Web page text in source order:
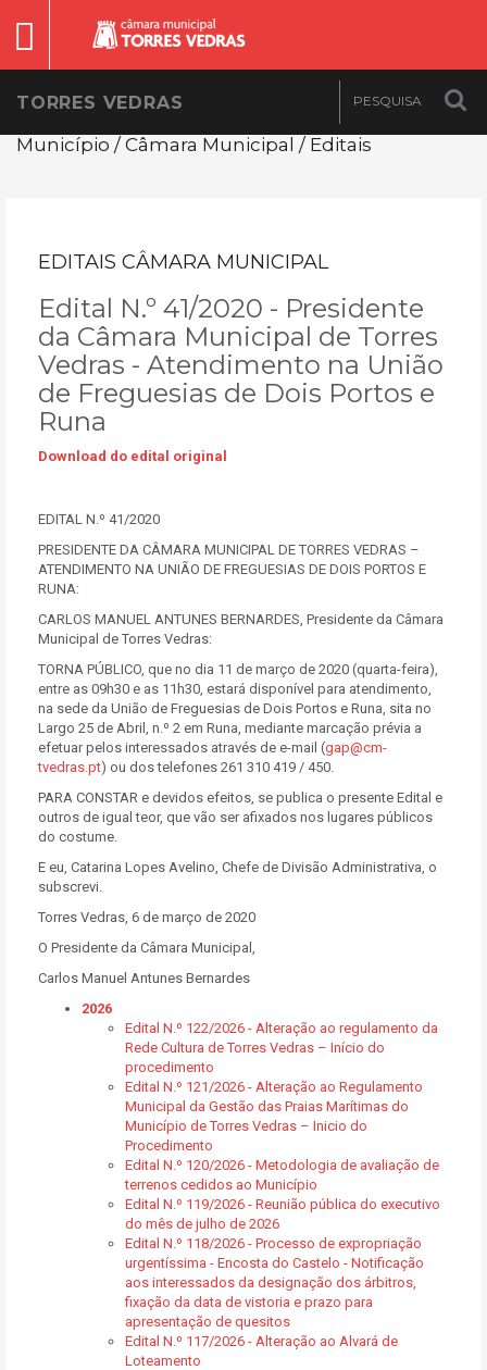
TORRES VEDRAS
Município / Câmara Municipal / Editais
EDITAIS CÂMARA MUNICIPAL
Edital N.º 41/2020 - Presidente
da Câmara Municipal de Torres
Vedras - Atendimento na União
de Freguesias de Dois Portos e
Runa
Download do edital original
EDITAL N.º 41/2020
PRESIDENTE DA CÂMARA MUNICIPAL DE TORRES VEDRAS –
ATENDIMENTO NA UNIÃO DE FREGUESIAS DE DOIS PORTOS E
RUNA:
CARLOS MANUEL ANTUNES BERNARDES, Presidente da Câmara
Municipal de Torres Vedras:
TORNA PÚBLICO, que no dia 11 de março de 2020 (quarta-feira),
entre as 09h30 e as 11h30, estará disponível para atendimento,
na sede da União de Freguesias de Dois Portos e Runa, sita no
Largo 25 de Abril, n.º 2 em Runa, mediante marcação prévia a
efetuar pelos interessados através de e-mail (gap@cm-
tvedras.pt) ou dos telefones 261 310 419 / 450.
PARA CONSTAR e devidos efeitos, se publica o presente Edital e
outros de igual teor, que vão ser afixados nos lugares públicos
do costume.
E eu, Catarina Lopes Avelino, Chefe de Divisão Administrativa, o
subscrevi.
Torres Vedras, 6 de março de 2020
O Presidente da Câmara Municipal,
Carlos Manuel Antunes Bernardes
2026
Edital N.º 122/2026 - Alteração ao regulamento da
Rede Cultura de Torres Vedras – Início do
procedimento
Edital N.º 121/2026 - Alteração ao Regulamento
Municipal da Gestão das Praias Marítimas do
Município de Torres Vedras – Inicio do
Procedimento
Edital N.º 120/2026 - Metodologia de avaliação de
terrenos cedidos ao Município
Edital N.º 119/2026 - Reunião pública do executivo
do mês de julho de 2026
Edital N.º 118/2026 - Processo de expropriação
urgentíssima - Encosta do Castelo - Notificação
aos interessados da designação dos árbitros,
fixação da data de vistoria e prazo para
apresentação de quesitos
Edital N.º 117/2026 - Alteração ao Alvará de
Loteamento